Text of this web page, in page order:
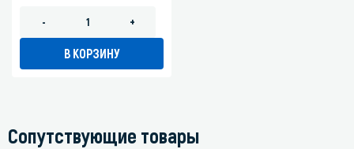
- +
В КОРЗИНУ
Сопутствующие товары